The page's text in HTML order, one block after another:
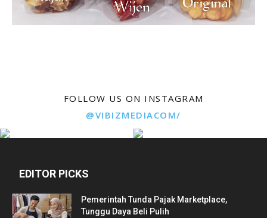
FOLLOW US ON INSTAGRAM
@VIBIZMEDIACOM/
EDITOR PICKS
Pemerintah Tunda Pajak Marketplace,
Tunggu Daya Beli Pulih